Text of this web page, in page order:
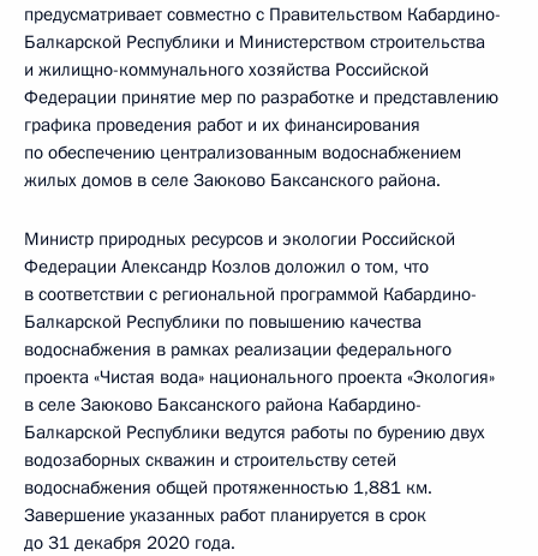
предусматривает совместно с Правительством Кабардино-
Балкарской Республики и Министерством строительства
и жилищно-коммунального хозяйства Российской
Федерации принятие мер по разработке и представлению
графика проведения работ и их финансирования
по обеспечению централизованным водоснабжением
жилых домов в селе Заюково Баксанского района.
Министр природных ресурсов и экологии Российской
Федерации Александр Козлов доложил о том, что
в соответствии с региональной программой Кабардино-
Балкарской Республики по повышению качества
водоснабжения в рамках реализации федерального
проекта «Чистая вода» национального проекта «Экология»
в селе Заюково Баксанского района Кабардино-
Балкарской Республики ведутся работы по бурению двух
водозаборных скважин и строительству сетей
водоснабжения общей протяженностью 1,881 км.
Завершение указанных работ планируется в срок
до 31 декабря 2020 года.